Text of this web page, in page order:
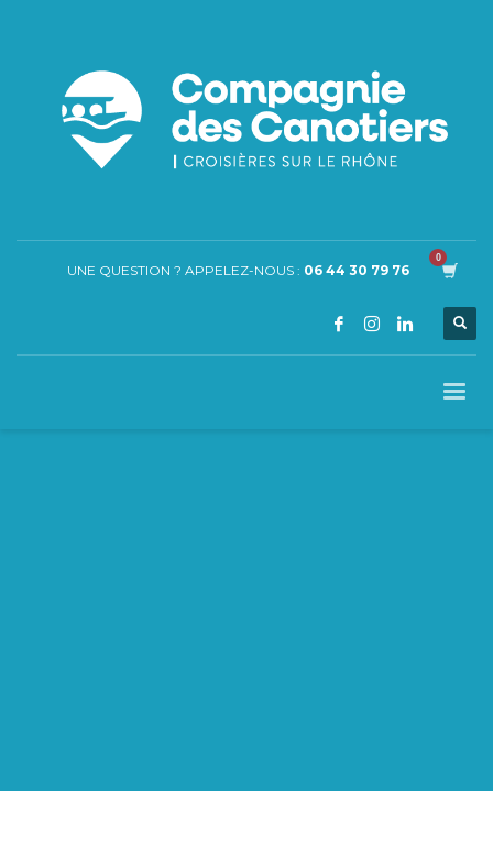
UNE QUESTION ? APPELEZ-NOUS : 06 44 30 79 76